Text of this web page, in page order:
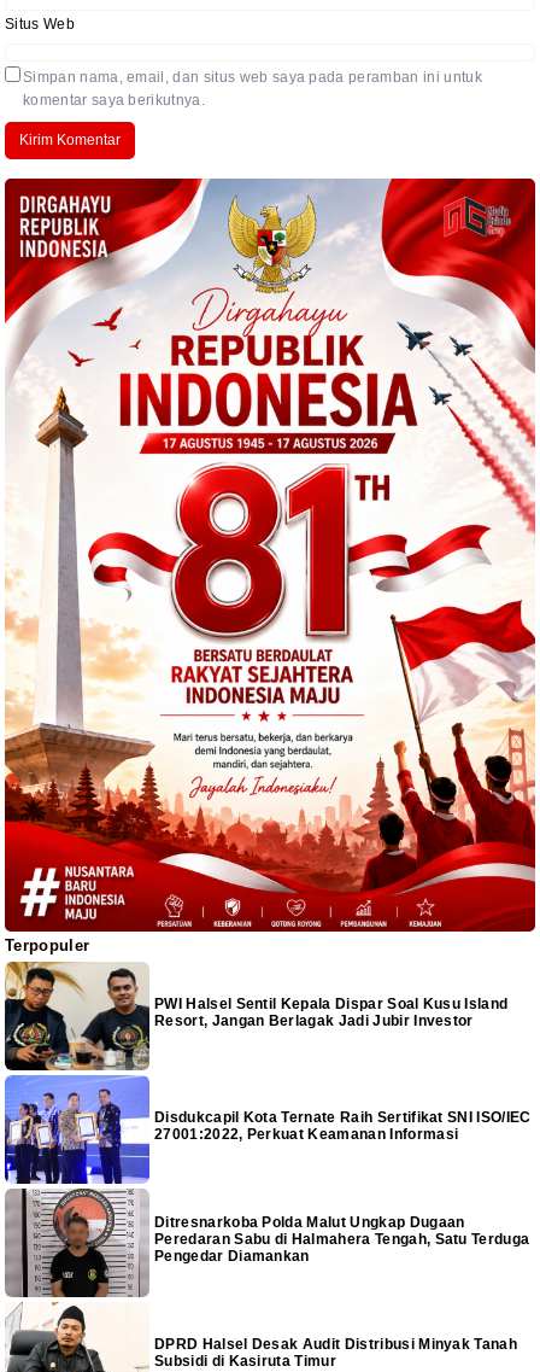
Situs Web
Simpan nama, email, dan situs web saya pada peramban ini untuk
komentar saya berikutnya.
Terpopuler
PWI Halsel Sentil Kepala Dispar Soal Kusu Island
Resort, Jangan Berlagak Jadi Jubir Investor
Disdukcapil Kota Ternate Raih Sertifikat SNI ISO/IEC
27001:2022, Perkuat Keamanan Informasi
Ditresnarkoba Polda Malut Ungkap Dugaan
Peredaran Sabu di Halmahera Tengah, Satu Terduga
Pengedar Diamankan
DPRD Halsel Desak Audit Distribusi Minyak Tanah
Subsidi di Kasiruta Timur